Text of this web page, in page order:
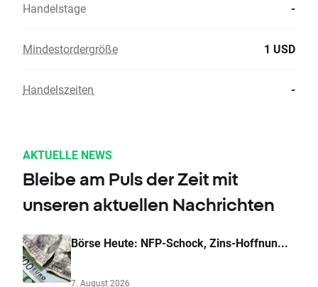
Handelstage -
Mindestordergröße 1 USD
Handelszeiten -
AKTUELLE NEWS
Bleibe am Puls der Zeit mit
unseren aktuellen Nachrichten
Börse Heute: NFP-Schock, Zins-Hoffnun...
7. August 2026